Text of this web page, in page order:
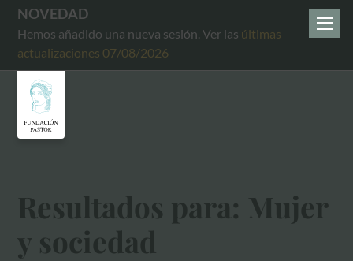
NOVEDAD
Hemos añadido una nueva sesión. Ver las últimas
actualizaciones 07/08/2026
Resultados para: Mujer
y sociedad